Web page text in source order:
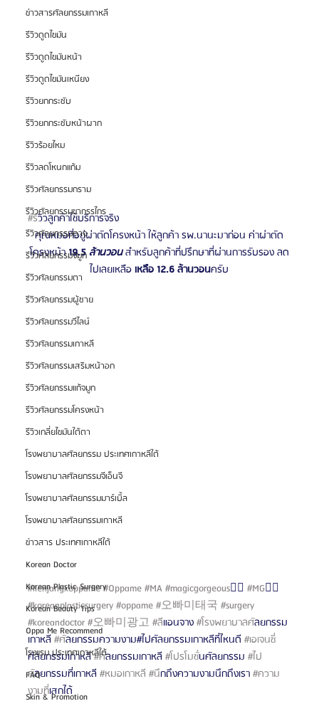
ข่าวสารศัลยกรรมเกาหลี
รีวิวดูดไขมัน
รีวิวดูดไขมันหน้า
รีวิวดูดไขมันเหนียง
รีวิวยกกระชับ
รีวิวยกกระชับหน้าผาก
รีวิวร้อยไหม
รีวิวลดโหนกแก้ม
รีวิวศัลยกรรมกราม
รีวิวศัลยกรรมขากรรไกร
รีวิวศัลยกรรมคาง
รีวิวศัลยกรรมจมูก
รีวิวศัลยกรรมตา
รีวิวศัลยกรรมผู้ชาย
รีวิวศัลยกรรมวีไลน์
รีวิวศัลยกรรมเกาหลี
รีวิวศัลยกรรมเสริมหน้าอก
รีวิวศัลยกรรมแก้จมูก
รีวิวศัลยกรรมโครงหน้า
รีวิวเกลี่ยไขมันใต้ตา
โรงพยาบาลศัลยกรรม ประเทศเกาหลีใต้
โรงพยาบาลศัลยกรรมจีเอ็นจี
โรงพยาบาลศัลยกรรมมาร์เบิ้ล
โรงพยาบาลศัลยกรรมเกาหลี
ข่าวสาร ประเทศเกาหลีใต้
Korean Doctor
Korean Plastic Surgery
Korean Beauty Tips
Oppa Me Recommend
โรงแรม ประเทศเกาหลีใต้
FAQ
Skin & Promotion
#รีวิวลูกค้าใช้บริการจริง
คุณหมอที่อยู่ผ่าตัดโครงหน้า ให้ลูกค้า รพ.นานะมาก่อน ค่าผ่าตัด
โครงหน้า 19.5 ล้านวอนสำหรับลูกค้าที่ปรึกษาที่ผ่านการรับรอง ลด
ไปเลยเหลือ เหลือ 12.6 ล้านวอนครับ
#lienjangxoppame#Oppame#MA#magicgorgeous🧚‍♀️ #MG🧚‍♀️
#koreanplasticsurgery#oppame#오빠미태국 #surgery
#koreandoctor#오빠미광고 #ลีแอนจาง #โรงพยาบาลศัลยกรรม
เกาหลี #ศัลยกรรมความงาม#ไปศัลยกรรมเกาหลีที่ไหนดี #เอเจนซ
ศัลยกรรมเกาหลี #ศัลยกรรมเกาหลี #โปรโมชั่นศัลยกรรม #ไป
ศัลยกรรมที่เกาหลี #หมอเกาหล ี #นึกถึงความงามนึกถึงเรา #ความ
งามที่เสกได้